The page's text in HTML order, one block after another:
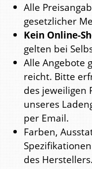
Alle
gesetzlicher
Kein Online-
gelten bei
Alle Angebote
reicht. Bitte
des jeweiligen
unseres
per Email.
Farben,
des Herstellers.